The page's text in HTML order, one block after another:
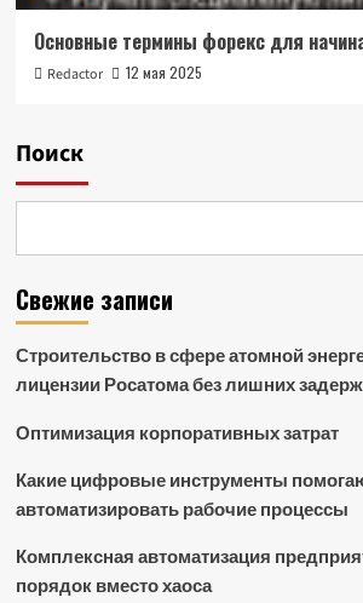
Основные термины форекс для
Redactor 12 мая 2025
Поиск
Свежие записи
Строительство в сфере атомной
лицензии Росатома без лишних
Оптимизация корпоративных затрат
Какие цифровые инструменты
автоматизировать рабочие процессы
Комплексная автоматизация
порядок вместо хаоса